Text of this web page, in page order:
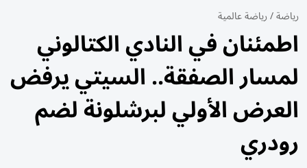
رياضة/رياضة عالمية
اطمئنان في النادي الكتالوني
لمسار الصفقة.. السيتي يرفض
العرض الأولي لبرشلونة لضم
رودري